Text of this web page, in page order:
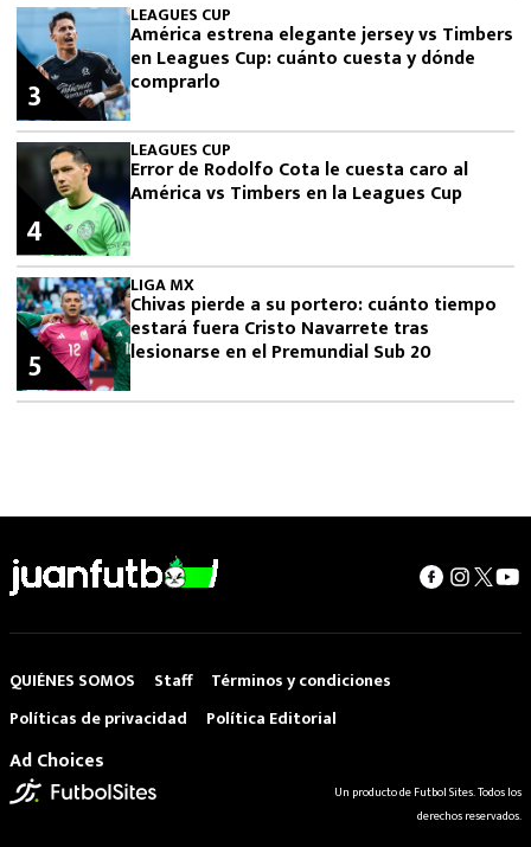
LEAGUES CUP
América estrena elegante jersey vs Timbers
en Leagues Cup: cuánto cuesta y dónde
comprarlo
3
LEAGUES CUP
Error de Rodolfo Cota le cuesta caro al
América vs Timbers en la Leagues Cup
4
LIGA MX
Chivas pierde a su portero: cuánto tiempo
estará fuera Cristo Navarrete tras
lesionarse en el Premundial Sub 20
5
QUIÉNES SOMOS Staff
Términos y condiciones
Políticas de privacidad
Política Editorial
Ad Choices
Un producto de Futbol Sites. Todos los
derechos reservados.